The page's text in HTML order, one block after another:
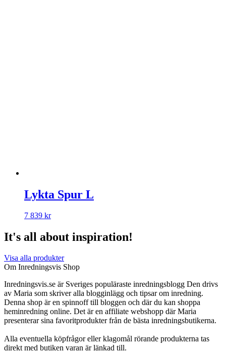
Lykta Spur L
7 839 kr
It's all about inspiration!
Visa alla produkter
Om Inredningsvis Shop
Inredningsvis.se är Sveriges populäraste inredningsblogg Den drivs
av Maria som skriver alla blogginlägg och tipsar om inredning.
Denna shop är en spinnoff till bloggen och där du kan shoppa
heminredning online. Det är en affiliate webshopp där Maria
presenterar sina favoritprodukter från de bästa inredningsbutikerna.
Alla eventuella köpfrågor eller klagomål rörande produkterna tas
direkt med butiken varan är länkad till.